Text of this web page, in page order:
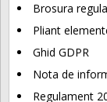
Brosura
Pliant
Ghid GDPR
Nota de
Regulament